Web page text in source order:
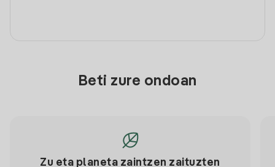
Beti zure ondoan
Zu eta planeta zaintzen zaituzten